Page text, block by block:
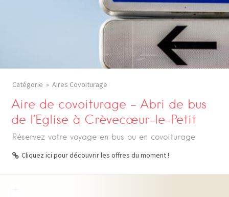
Catégorie Aires Covoiturage
Aire de covoiturage – Abri de bus
de l’Eglise à Crèvecœur-le-Petit
Réservez votre voyage en bus ou en covoiturage
Cliquez ici pour découvrir les offres du moment !